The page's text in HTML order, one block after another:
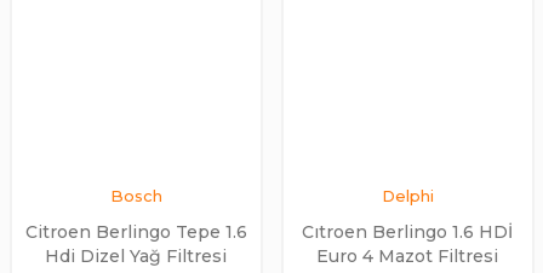
Bosch
Citroen Berlingo Tepe 1.6
Hdi Dizel Yağ Filtresi
Delphi
Cıtroen Berlingo 1.6 HDİ
Euro 4 Mazot Filtresi